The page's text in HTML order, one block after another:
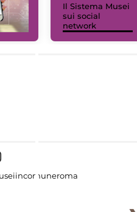
Il Sistema Musei
sui social
network